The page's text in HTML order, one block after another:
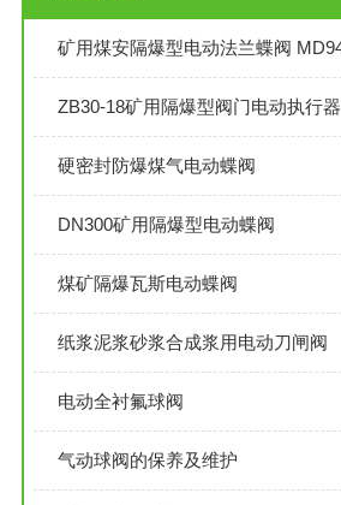
ZB30-18矿用隔爆型阀门电动执行器
硬密封防爆煤气电动蝶阀
DN300矿用隔爆型电动蝶阀
煤矿隔爆瓦斯电动蝶阀
纸浆泥浆砂浆合成浆用电动刀闸阀
电动全衬氟球阀
气动球阀的保养及维护